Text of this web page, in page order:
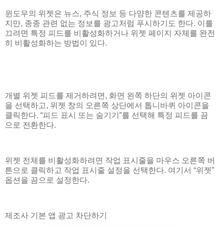
윈도우의 위젯은 뉴스, 주식 정보 등 다양한 콘텐츠를 제공하
지만, 종종 관련 없는 정보를 광고처럼 푸시하기도 한다. 이를
끄려면 특정 피드를 비활성화하거나 위젯 페이지 자체를 완전
히 비활성화하는 방법이 있다.
개별 위젯 피드를 제거하려면, 화면 왼쪽 하단의 위젯 아이콘
을 선택하고, 위젯 창의 오른쪽 상단에서 톱니바퀴 아이콘을
클릭한다. “피드 표시 또는 숨기기”를 선택해 특정 피드를 끔
으로 전환한다.
위젯 전체를 비활성화하려면 작업 표시줄을 마우스 오른쪽 버
튼으로 클릭하고 작업 표시줄 설정을 선택한다. 여기서 “위젯”
옵션을 끔으로 설정한다.
제조사 기본 앱 광고 차단하기